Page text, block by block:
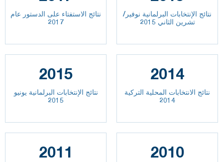
نتائج الاستفتاء على الدستور عام
2017
نتائج الإنتخابات البرلمانية نوفير/
تشرين الثاني 2015
2015
نتائج الإنتخابات البرلمانية يونيو
2015
2014
نتائج الانتخابات المحلية التركية
2014
2011 2010